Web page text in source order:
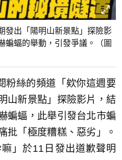
發出「陽明山新景點」探險影
蝙蝠的舉動，引發爭議。（圖
粉絲的頻道「欸你這週要
山新景點」探險影片，結
蝙蝠，此舉引發台北市蝙
批「極度糟糕、惡劣」。
」於11日發出道歉聲明